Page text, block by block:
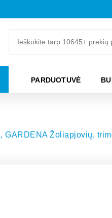
PARDUOTUVĖ
GARDENA Žoliapjovių,